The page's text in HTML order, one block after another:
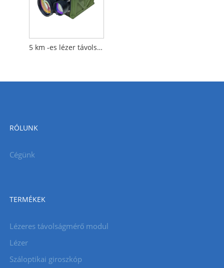
5 km -es lézer távolságmérő modul a drón elleni küzdelemhez
RÓLUNK
Cégünk
TERMÉKEK
Lézeres távolságmérő modul
Lézer
Száloptikai giroszkóp